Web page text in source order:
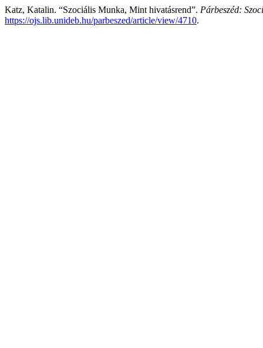
Katz, Katalin. “Szociális Munka, Mint hivatásrend”. Párbeszéd:
https://ojs.lib.unideb.hu/parbeszed/article/view/4710.